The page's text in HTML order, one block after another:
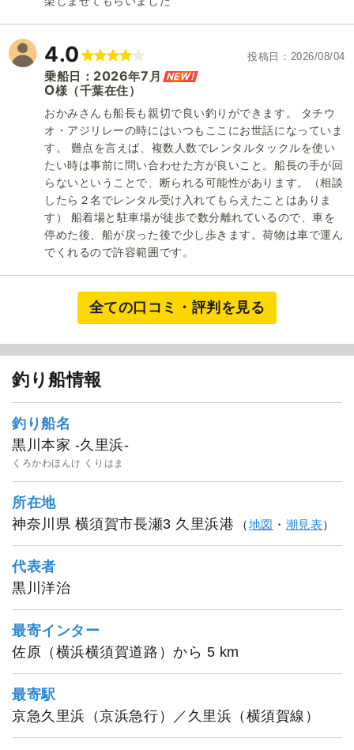
4.0 投稿日 2026/08/04
乗船日： 2026年7 月 NEW!
O様 （千葉在住）
おかみさんも船長も親切で良い釣りができます。 タチウ
オ・アジリレーの時にはいつもここにお世話になっていま
す。 難点を言えば、複数人数でレンタルタックルを使い
たい時は事前に問い合わせた方が良いこと。船長の手が回
らないということで、断られる可能性があります。（相談
したら２名でレンタル受け入れてもらえたことはありま
す） 船着場と駐車場が徒歩で数分離れているので、車を
停めた後、船が戻った後で少し歩きます。荷物は車で運ん
でくれるので許容範囲です。
全ての口コミ・評判を見る
釣り船情報
釣り船名
黒川本家 -久里浜-
くろかわほんけ くりはま
所在地
神奈川県 横須賀市長瀬3 久里浜港
（地図 ・ 潮見表）
代表者
黒川洋治
最寄インター
佐原（横浜横須賀道路）から 5 km
最寄駅
京急久里浜（京浜急行）／久里浜（横須賀線）